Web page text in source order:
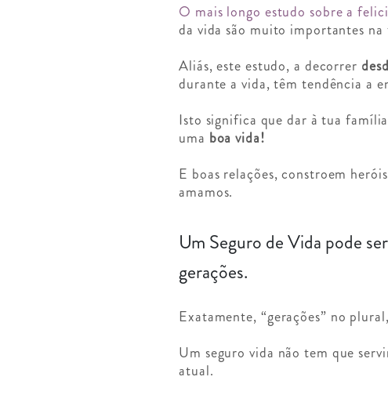
O mais longo estudo sobre a
da vida são muito importantes
Aliás, este estudo, a decorrer
durante a vida, têm tendência a
Isto significa que dar à tua
uma boa vida!
E boas relações, constroem
amamos.
Um Seguro de Vida pode
gerações.
Exatamente, “gerações” no
Um seguro vida não tem que
atual.